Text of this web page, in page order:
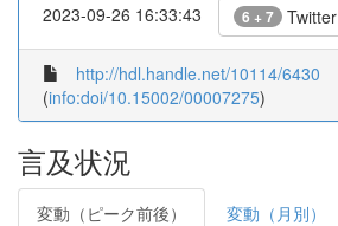
2023-09-26 16:33:43 6 + 7 Twitter
http://hdl.handle.net/10114/6430
(info:doi/10.15002/00007275)
言及状況
変動（ピーク前後） 変動（月別）